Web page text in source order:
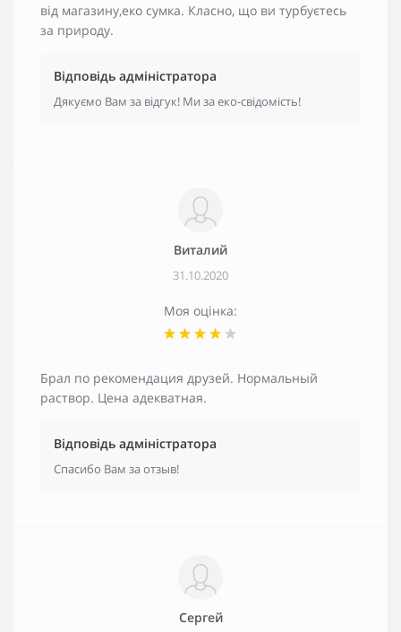
від магазину,еко сумка. Класно, що ви турбуєтесь
за природу.
Відповідь адміністратора
Дякуємо Вам за відгук! Ми за еко-свідомість!
Виталий
31.10.2020
Моя оцінка:
Брал по рекомендация друзей. Нормальный
раствор. Цена адекватная.
Відповідь адміністратора
Спасибо Вам за отзыв!
Сергей